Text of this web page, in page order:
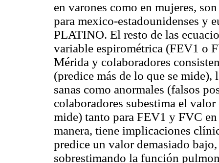
en varones como en mujeres,
para mexico-estadounidenses y
PLATINO. El resto de las
variable espirométrica (FEV1 o
Mérida y colaboradores
(predice más de lo que se
sanas como anormales (falsos
colaboradores subestima el
mide) tanto para FEV1 y FVC
manera, tiene implicaciones
predice un valor demasiado
sobrestimando la función